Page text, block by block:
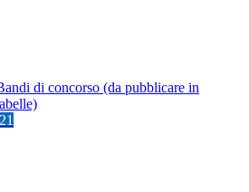
di concorso (da pubblicare in
21